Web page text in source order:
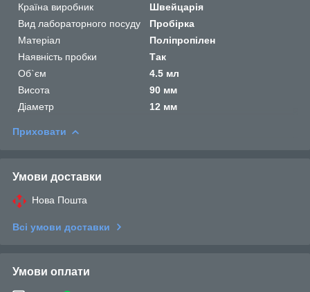
Країна виробник
Швейцарія
Вид лабораторного посуду
Пробірка
Матеріал
Поліпропілен
Наявність пробки
Так
Об`єм
4.5 мл
Висота
90 мм
Діаметр
12 мм
Приховати
Умови доставки
Нова Пошта
Всі умови доставки
Умови оплати